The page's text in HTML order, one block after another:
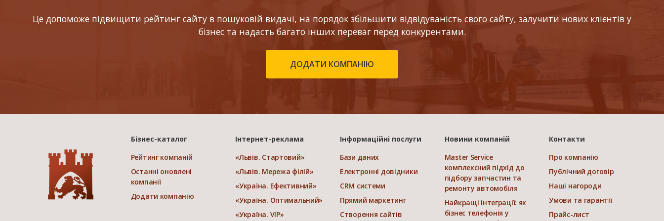
Це допоможе підвищити рейтинг сайту в пошуковій видачі, на порядок збільшити відвідуваність свого сайту, залучити нових клієнтів у
бізнес та надасть багато інших переваг перед конкурентами.
ДОДАТИ КОМПАНІЮ
Бізнес-каталог
Рейтинг компаній
Останні оновлені
компанії
Додати компанію
Інтернет-реклама
«Львів. Стартовий»
«Львів. Мережа філій»
«Україна. Ефективний»
«Україна. Оптимальний»
«Україна. VIP»
Інформаційні послуги
Бази даних
Електронні довідники
CRM системи
Прямий маркетинг
Створення сайтів
Новини компаній
Master Service
комплексний підхід до
підбору запчастин та
ремонту автомобіля
Найкращі інтеграції: як
бізнес телефонія у
Контакти
Про компанію
Публічний договір
Наші нагороди
Умови та гарантії
Прайс-лист